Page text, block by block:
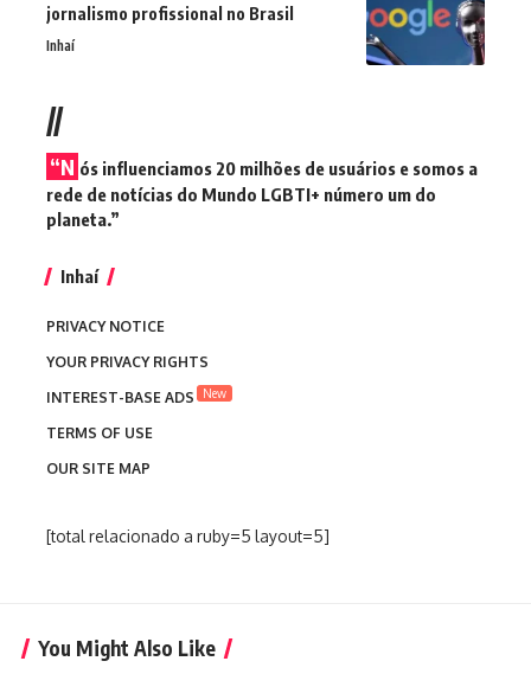
jornalismo profissional no Brasil
Inhaí
//
“N ós influenciamos 20 milhões de usuários e somos a
rede de notícias do Mundo LGBTI+ número um do
planeta.”
Inhaí
PRIVACY NOTICE
YOUR PRIVACY RIGHTS
INTEREST-BASE ADS
New
TERMS OF USE
OUR SITE MAP
[total relacionado a ruby=5 layout=5]
You Might Also Like